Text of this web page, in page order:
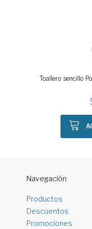
Toallero sencillo
Navegación
Productos
Descuentos
Promociones